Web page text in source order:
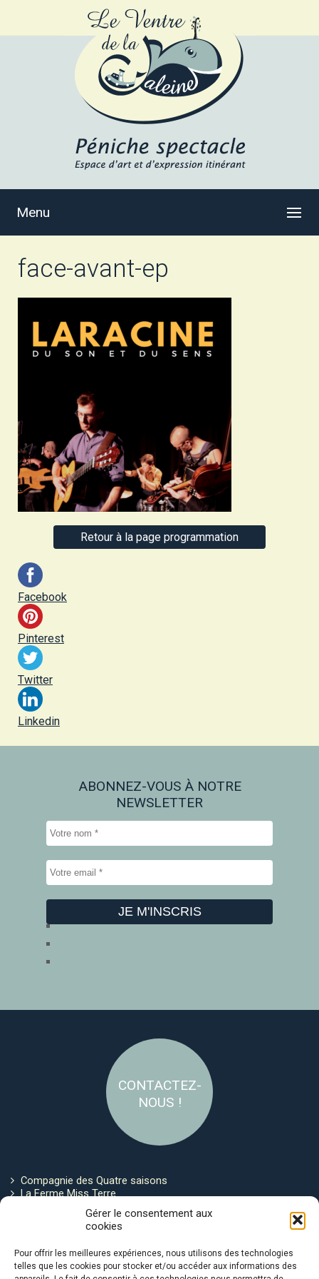
Gérer le consentement aux
cookies
Pour offrir les meilleures expériences, nous utilisons des technologies
telles que les cookies pour stocker et/ou accéder aux informations des
Menu
face-avant-ep
Retour à la page programmation
Facebook
Pinterest
Twitter
Linkedin
ABONNEZ-VOUS À NOTRE
NEWSLETTER
CONTACTEZ-
NOUS !
Compagnie des Quatre saisons
La Ferme Miss Terre
Politique de cookies